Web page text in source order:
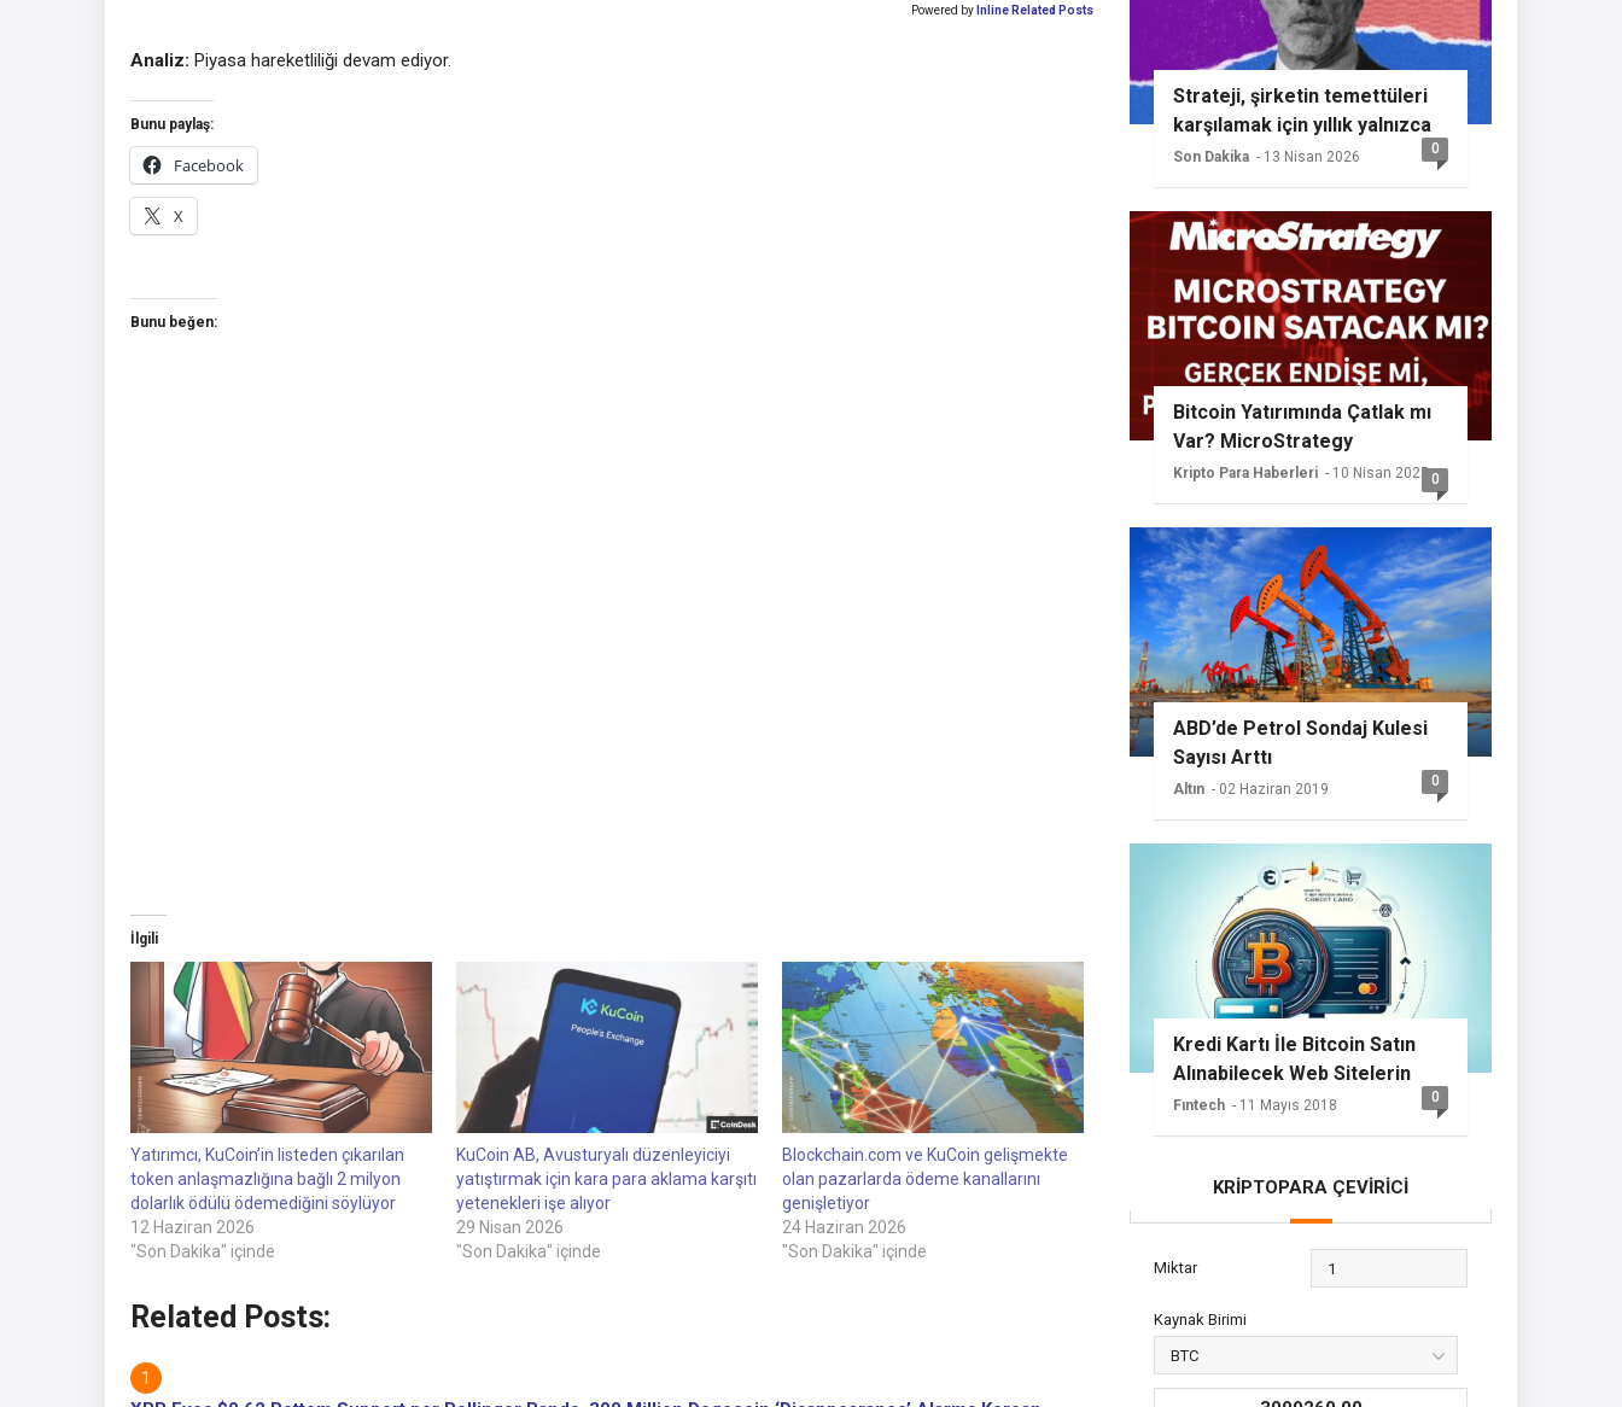
Powered by Inline Related Posts
Analiz: Piyasa hareketliliği devam ediyor.
Bunu paylaş:
Facebook
X
Bunu beğen:
İlgili
Yatırımcı, KuCoin’in listeden çıkarılan
token anlaşmazlığına bağlı 2 milyon
dolarlık ödülü ödemediğini söylüyor
12 Haziran 2026
"Son Dakika" içinde
KuCoin AB, Avusturyalı düzenleyiciyi
yatıştırmak için kara para aklama karşıtı
yetenekleri işe alıyor
29 Nisan 2026
"Son Dakika" içinde
Blockchain.com ve KuCoin gelişmekte
olan pazarlarda ödeme kanallarını
genişletiyor
24 Haziran 2026
"Son Dakika" içinde
Related Posts:
Strateji, şirketin temettüleri
karşılamak için yıllık yalnızca
%2 BTC büyümesine ihtiyaç
duyması nedeniyle başka bir
Bitcoin alımının sinyalini
veriyor
Son Dakika - 13 Nisan 2026 0
Bitcoin Yatırımında Çatlak mı
Var? MicroStrategy
Sessizliğini Koruyor
Kripto Para Haberleri - 10 Nisan 20250
ABD’de Petrol Sondaj Kulesi
Sayısı Arttı
Altın - 02 Haziran 2019 0
Kredi Kartı İle Bitcoin Satın
Alınabilecek Web Sitelerin
Listesi
Fıntech - 11 Mayıs 2018 0
KRİPTOPARA ÇEVİRİCİ
Miktar
Kaynak Birimi